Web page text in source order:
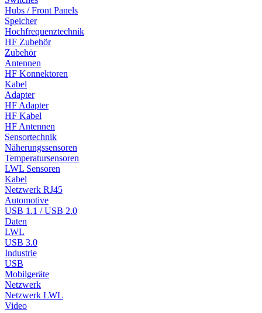
Hubs / Front Panels
Speicher
Hochfrequenztechnik
HF Zubehör
Zubehör
Antennen
HF Konnektoren
Kabel
Adapter
HF Adapter
HF Kabel
HF Antennen
Sensortechnik
Näherungssensoren
Temperatursensoren
LWL Sensoren
Kabel
Netzwerk RJ45
Automotive
USB 1.1 / USB 2.0
Daten
LWL
USB 3.0
Industrie
USB
Mobilgeräte
Netzwerk
Netzwerk LWL
Video